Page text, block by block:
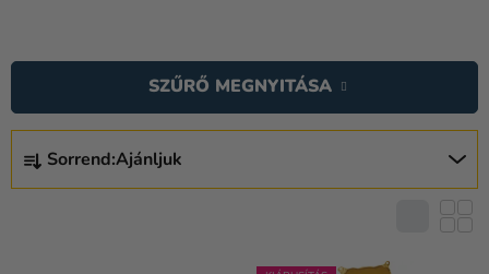
Sütés
Újdonság
E
R
Sorrend:Ajánljuk
SZŰRŐ MEGNYITÁSA
E
R
M
É
K